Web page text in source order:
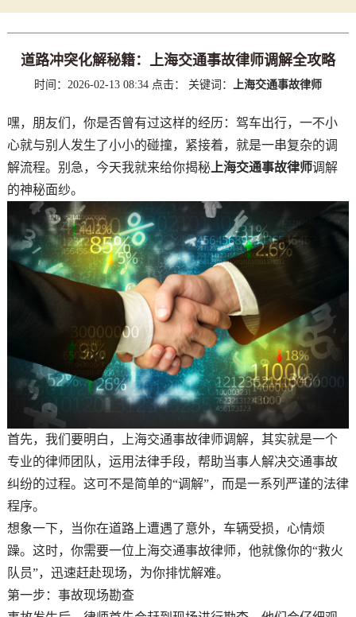
道路冲突化解秘籍：上海交通事故律师调解全攻略
时间：2026-02-13 08:34 点击： 关键词： 上海交通事故律师
嘿，朋友们，你是否曾有过这样的经历：驾车出行，一不小
心就与别人发生了小小的碰撞，紧接着，就是一串复杂的调
解流程。别急，今天我就来给你揭秘上海交通事故律师调解
的神秘面纱。
首先，我们要明白，上海交通事故律师调解，其实就是一个
专业的律师团队，运用法律手段，帮助当事人解决交通事故
纠纷的过程。这可不是简单的“调解”，而是一系列严谨的法律
程序。
想象一下，当你在道路上遭遇了意外，车辆受损，心情烦
躁。这时，你需要一位上海交通事故律师，他就像你的“救火
队员”，迅速赶赴现场，为你排忧解难。
第一步：事故现场勘查